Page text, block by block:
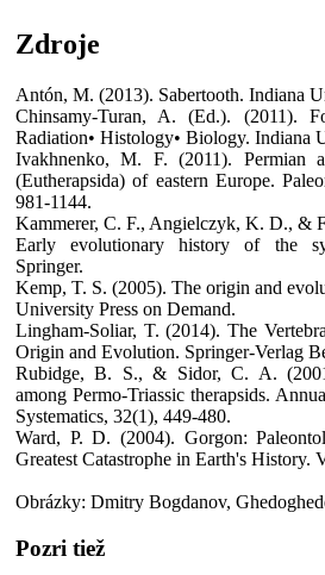
Zdroje
Antón, M. (2013). Sabertooth. Indiana
Chinsamy-Turan, A. (Ed.). (2011).
Radiation• Histology• Biology. Indiana
Ivakhnenko, M. F. (2011). Permian
(Eutherapsida) of eastern Europe.
981-1144.
Kammerer, C. F., Angielczyk, K. D., &
Early evolutionary history of the
Springer.
Kemp, T. S. (2005). The origin and
University Press on Demand.
Lingham-Soliar, T. (2014). The
Origin and Evolution. Springer-Verlag
Rubidge, B. S., & Sidor, C. A.
among Permo-Triassic therapsids.
Systematics, 32(1), 449-480.
Ward, P. D. (2004). Gorgon:
Greatest Catastrophe in Earth's History.
Obrázky: Dmitry Bogdanov,
Pozri tiež